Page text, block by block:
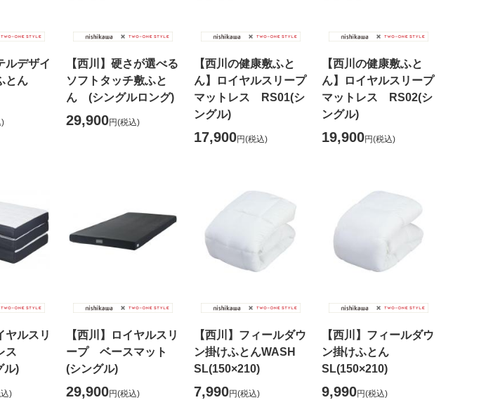
ルデザイ
とん
)
【西川】硬さが選べる
ソフトタッチ敷ふと
ん (シングルロング)
29,900円(税込)
【西川の健康敷ふと
ん】ロイヤルスリープ
マットレス RS01(シ
ングル)
17,900円(税込)
【西川の健康敷ふと
ん】ロイヤルスリープ
マットレス RS02(シ
ングル)
19,900円(税込)
ヤルスリ
ス
ル)
)
【西川】ロイヤルスリ
ープ ベースマット
(シングル)
29,900円(税込)
【西川】フィールダウ
ン掛けふとんWASH
SL(150×210)
7,990円(税込)
【西川】フィールダウ
ン掛けふとん
SL(150×210)
9,990円(税込)